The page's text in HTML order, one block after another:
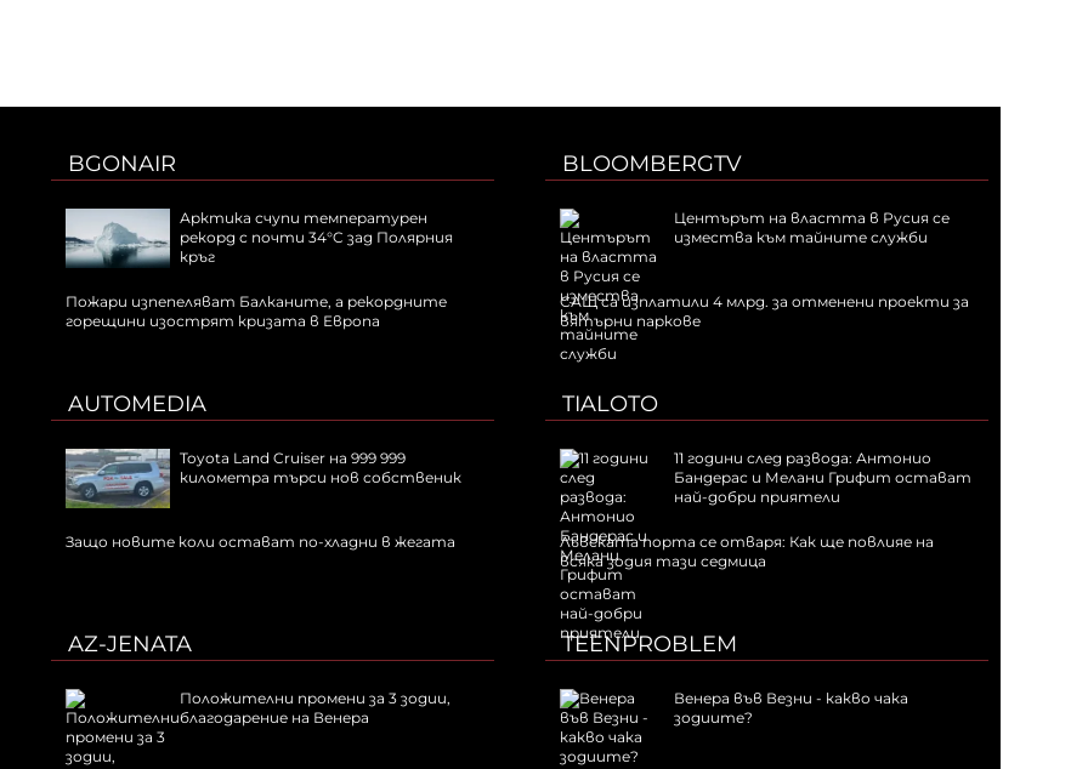
BGONAIR
Арктика счупи температурен
рекорд с почти 34°C зад Полярния
кръг
Пожари изпепеляват Балканите, а рекордните
горещини изострят кризата в Европа
BLOOMBERGTV
Центърът на властта в Русия се
измества към тайните служби
САЩ са изплатили 4 млрд. за отменени проекти за
вятърни паркове
AUTOMEDIA
Toyota Land Cruiser на 999 999
километра търси нов собственик
Защо новите коли остават по-хладни в жегата
TIALOTO
11 години след развода: Антонио
Бандерас и Мелани Грифит остават
най-добри приятели
Лъвската порта се отваря: Как ще повлияе на
всяка зодия тази седмица
AZ-JENATA
Положителни промени за 3 зодии,
благодарение на Венера
TEENPROBLEM
Венера във Везни - какво чака
зодиите?